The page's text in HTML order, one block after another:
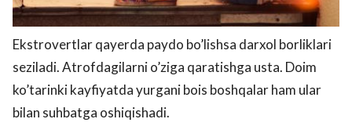
Ekstrovertlar qayerda paydo bo’lishsa darxol borliklari
seziladi. Atrofdagilarni o’ziga qaratishga usta. Doim
ko’tarinki kayfiyatda yurgani bois boshqalar ham ular
bilan suhbatga oshiqishadi.